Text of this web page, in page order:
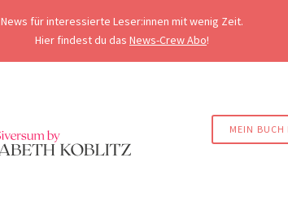
News für interessierte Leser:innen mit wenig Zeit.
Hier findest du das News-Crew Abo!
MEIN BUCH